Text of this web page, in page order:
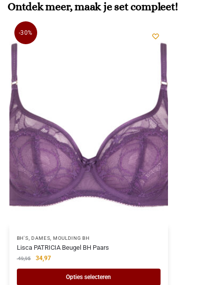
Ontdek meer, maak je set compleet!
-30%
BH'S DAMES MOULDING BH
Lisca PATRICIA Beugel BH Paars
49,95 34,97
Opties selecteren